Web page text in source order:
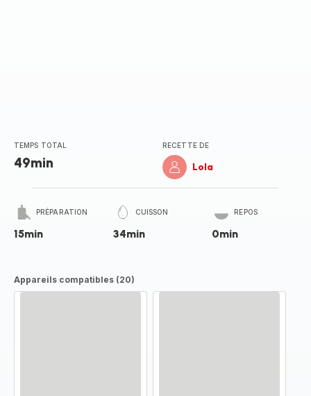
TEMPS TOTAL
49min
RECETTE DE
Lola
PRÉPARATION
15min
CUISSON
34min
REPOS
0min
Appareils compatibles (20)